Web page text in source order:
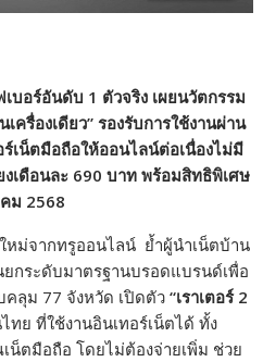
บอร์อันดับ 1 ตัวจริง เผยนวัตกรรม
เครื่องเดียว” รองรับการใช้งานผ่าน
เน็ตมือถือให้ออนไลน์ต่อเนื่องไม่มี
เดือนละ 690 บาท พร้อมสิทธิพิเศษ
ม 2568
ม่จากทรูออนไลน์ ย้ำผู้นำเน็ตบ้าน
กระดับมาตรฐานบรอดแบรนด์เพื่อ
คลุม 77 จังหวัด เปิดตัว“เราเตอร์ 2
ทย ที่ใช้งานอินเทอร์เน็ตได้ ทั้ง
ตมือถือ โดยไม่ต้องจ่ายเพิ่ม ช่วย